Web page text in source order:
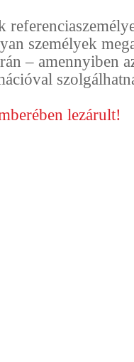
személyek
– amennyiben
lezárult!